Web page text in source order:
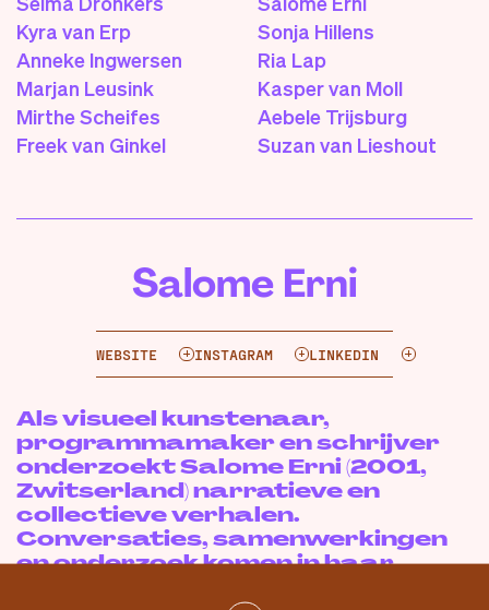
Kyra van Erp
Sonja Hillens
Anneke Ingwersen
Ria Lap
Marjan Leusink
Kasper van Moll
Mirthe Scheifes
Aebele Trijsburg
Freek van Ginkel
Suzan van Lieshout
Salome Erni
WEBSITE INSTAGRAM LINKEDIN
Als visueel kunstenaar,
programmamaker en schrijver
onderzoekt Salome Erni (2001,
Zwitserland) narratieve en
collectieve verhalen.
Conversaties, samenwerkingen
en onderzoek komen in haar